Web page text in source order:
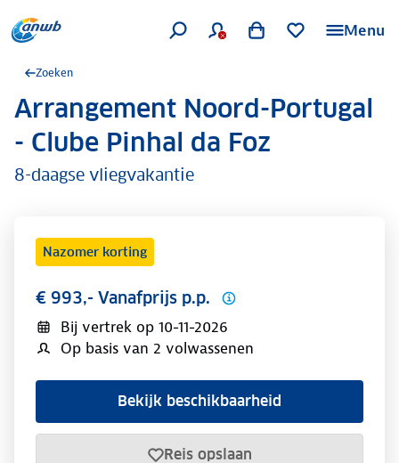
Menu
Zoeken
.Arrangement Noord-Portugal
- Clube Pinhal da Foz
8-daagse vliegvakantie
Nazomer korting
€ 993,- Vanafprijs p.p.
Bij vertrek op 10-11-2026
Op basis van 2 volwassenen
Bekijk beschikbaarheid
Reis opslaan